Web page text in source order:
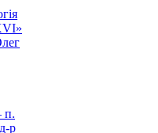
п.
р